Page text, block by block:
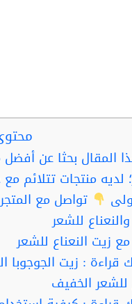
المقال بحثا عن
لديه منتجات تتلائم
تواصل مع
للشعر
زيت النعناع للشعر
: زيت الجوجوبا الخام..
للشعر الخفيف